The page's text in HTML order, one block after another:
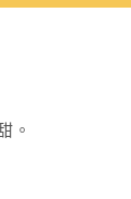
。